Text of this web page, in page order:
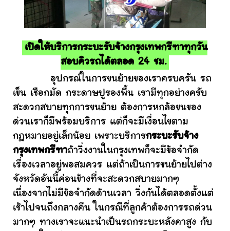
เปิดให้บริการกระบะรับจ้างกรุงเทพกรีฑาทุกวัน
สอบคิวรถได้ตลอด 24 ชม.
อุปกรณ์ในการขนย้ายของเราครบครัน รถ
เข็น เชือกมัด กระดาษปูรองพื้น เรามีทุกอย่างครับ
สะดวกสบายทุกการขนย้าย ต้องการหกล้อขนของ
ด่วนเราก็มีพร้อมบริการ แต่ก็จะมีเงื่อนไขตาม
กฎหมายอยู่เล็กน้อย เพราะบริการกระบะรับจ้าง
กรุงเทพกรีฑาถ้าวิ่งงานในกรุงเทพก็จะมีข้อจำกัด
เรื่องเวลาอยู่พอสมควร แต่ถ้าเป็นการขนย้ายไปต่าง
จังหวัดอันนี้ค่อนข้างที่จะสะดวกสบายมากๆ
เนื่องจากไม่มีข้อจำกัดด้านเวลา วิ่งกันได้ตลอดตั้งแต่
เช้าไปจนถึงกลางคืน ในกรณีที่ลูกค้าต้องการรถด่วน
มากๆ ทางเราจะแนะนำเป็นรถกระบะหลังคาสูง กับ